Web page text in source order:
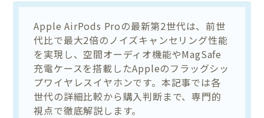
Apple AirPods Proの最新第2世代は、前世
代比で最大2倍のノイズキャンセリング性能
を実現し、空間オーディオ機能やMagSafe
充電ケースを搭載したAppleのフラッグシッ
プワイヤレスイヤホンです。本記事では各
世代の詳細比較から購入判断まで、専門的
視点で徹底解説します。